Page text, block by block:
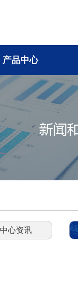
产品中心
中心资讯